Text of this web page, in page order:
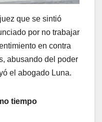
que se sintió
por no trabajar
en contra
abusando del poder
el abogado Luna.
tiempo